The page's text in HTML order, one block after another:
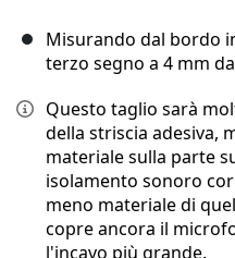
Misurando dal bordo
terzo segno a 4 mm
Questo taglio sarà
della striscia adesiva,
materiale sulla parte
isolamento sonoro
meno materiale di
copre ancora il
l'incavo più grande.